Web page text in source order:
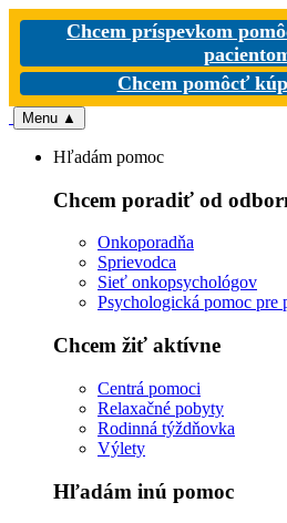
Chcem príspevkom
Chcem pomôcť
Menu ▲
Hľadám pomoc
Chcem poradiť od
Onkoporadňa
Sprievodca
Sieť onkopsychológov
Psychologická pomoc pre
Chcem žiť aktívne
Centrá pomoci
Relaxačné pobyty
Rodinná týždňovka
Výlety
Hľadám inú pomoc